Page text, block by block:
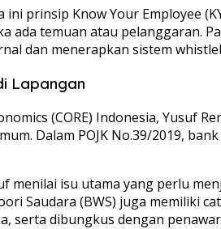
prinsip Know Your Employee
ada temuan atau pelanggaran.
dan menerapkan sistem
Lapangan
(CORE) Indonesia, Yusuf
Dalam POJK No.39/2019,
menilai isu utama yang perlu
Saudara (BWS) juga memiliki
serta dibungkus dengan